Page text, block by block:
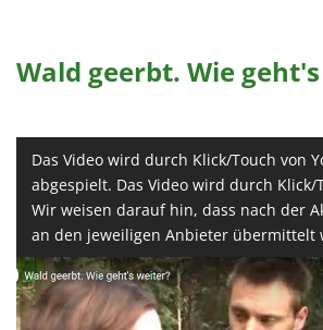
Wald geerbt. Wie
Das Video wird durch Klick/Touch von
abgespielt. Das Video wird durch Klick/
Wir weisen darauf hin, dass nach der
an den jeweiligen Anbieter übermittelt